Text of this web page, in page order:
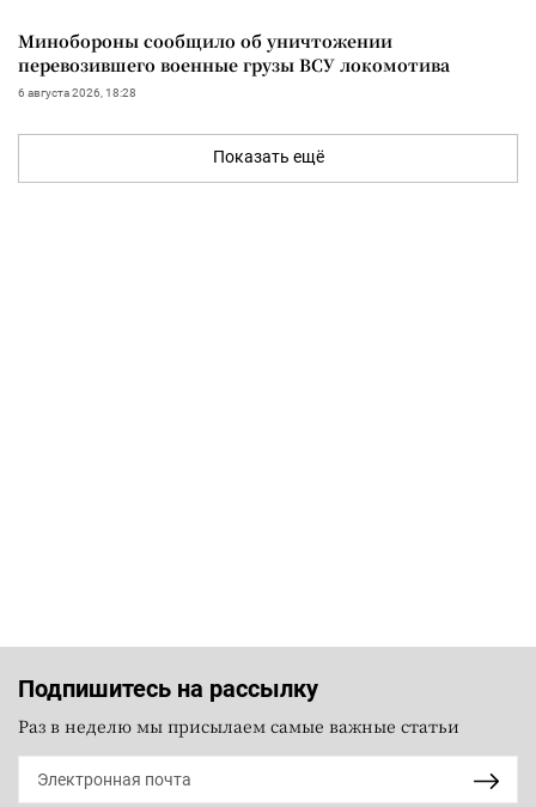
Минобороны сообщило об уничтожении
перевозившего военные грузы ВСУ локомотива
6 августа 2026, 18:28
Показать ещё
Подпишитесь на рассылку
Раз в неделю мы присылаем самые важные статьи